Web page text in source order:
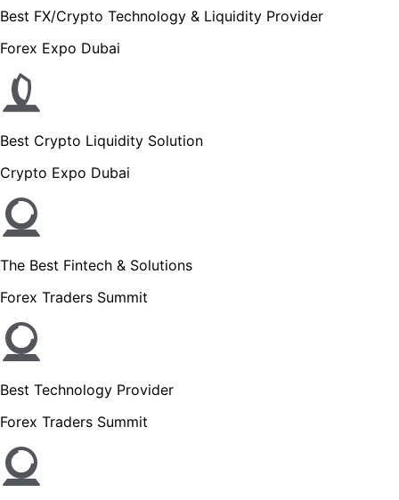
Best FX/Crypto Technology & Liquidity Provider
Forex Expo Dubai
Best Crypto Liquidity Solution
Crypto Expo Dubai
The Best Fintech & Solutions
Forex Traders Summit
Best Technology Provider
Forex Traders Summit